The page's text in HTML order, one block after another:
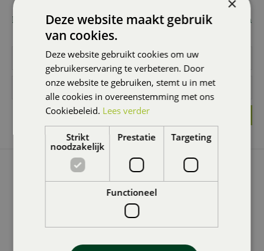
Wilt u 1x per maand onze nieuwsbrief ontvangen met
leuke acties en promoties? Meld u dan hier aan! Wij slaan
uw gegevens secuur op conform onze
GROENCENTRUM BRUGGE
Groencentrum Brugge
Zandstraat 374
8200 Sint-Andries Brugge
Deze website maakt gebruik
van cookies.
Deze website gebruikt cookies om uw
gebruikerservaring te verbeteren. Door
onze website te gebruiken, stemt u in met
alle cookies in overeenstemming met ons
Cookiebeleid. Lees verder
Strikt
noodzakelijk
Prestatie Targeting
Functioneel